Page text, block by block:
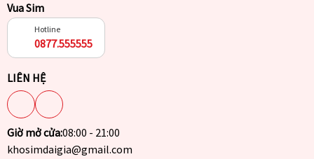
Vua Sim
Hotline
0877.555555
LIÊN HỆ
Giờ mở cửa:08:00 - 21:00
khosimdaigia@gmail.com